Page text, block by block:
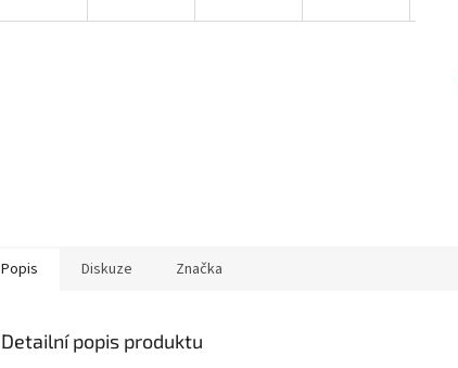
Popis Diskuze Značka
Detailní popis produktu